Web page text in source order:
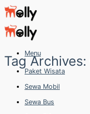
Skip
to
content
Menu
Paket Wisata
Sewa Mobil
Sewa Bus
Tag Archives: